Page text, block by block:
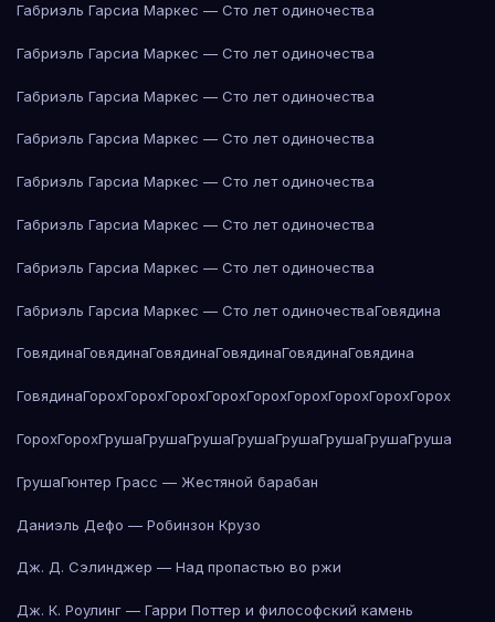
Габриэль Гарсиа Маркес — Сто лет одиночества
Габриэль Гарсиа Маркес — Сто лет одиночества
Габриэль Гарсиа Маркес — Сто лет одиночества
Габриэль Гарсиа Маркес — Сто лет одиночества
Габриэль Гарсиа Маркес — Сто лет одиночества
Габриэль Гарсиа Маркес — Сто лет одиночества
Габриэль Гарсиа Маркес — Сто лет одиночества
Габриэль Гарсиа Маркес — Сто лет одиночестваГовядина
ГовядинаГовядинаГовядинаГовядинаГовядинаГовядина
ГовядинаГорохГорохГорохГорохГорохГорохГорохГорохГорох
ГорохГорохГрушаГрушаГрушаГрушаГрушаГрушаГрушаГруша
ГрушаГюнтер Грасс — Жестяной барабан
Даниэль Дефо — Робинзон Крузо
Дж. Д. Сэлинджер — Над пропастью во ржи
Дж. К. Роулинг — Гарри Поттер и философский камень